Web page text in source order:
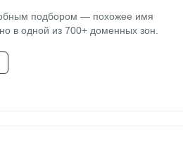
подбором — похожее имя
в одной из 700+ доменных зон.